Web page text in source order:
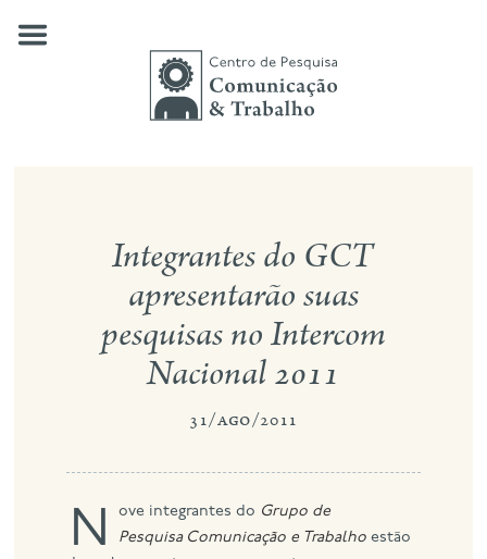
nossas pesquisas
publicações
notícias
eventos
contato
busca
eng
Integrantes do GCT
apresentarão suas
pesquisas no Intercom
Nacional 2011
31/ago/2011
Nove integrantes do Grupo de
Pesquisa Comunicação e Trabalho estão